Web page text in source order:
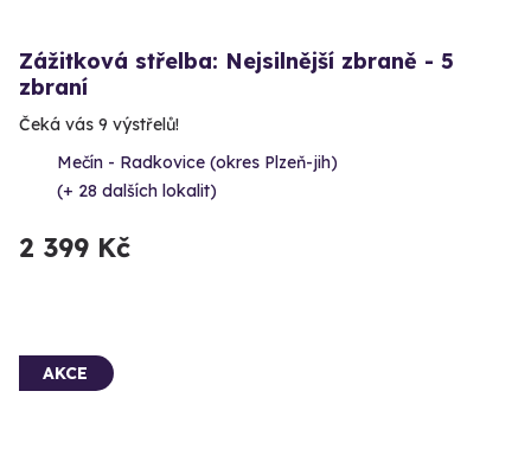
Zážitková střelba: Nejsilnější zbraně - 5
zbraní
Čeká vás 9 výstřelů!
Mečín - Radkovice (okres Plzeň-jih)
(+ 28 dalších lokalit)
2 399 Kč
AKCE